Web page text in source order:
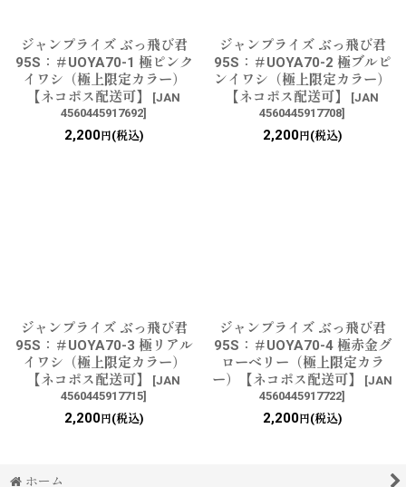
ジャンプライズ ぶっ飛び君
95S：＃UOYA70-1 極ピンク
イワシ（極上限定カラー）
【ネコポス配送可】
[JAN
4560445917692]
2,200円(税込)
ジャンプライズ ぶっ飛び君
95S：＃UOYA70-2 極ブルピ
ンイワシ（極上限定カラー）
【ネコポス配送可】
[JAN
4560445917708]
2,200円(税込)
ジャンプライズ ぶっ飛び君
95S：＃UOYA70-3 極リアル
イワシ（極上限定カラー）
【ネコポス配送可】
[JAN
4560445917715]
2,200円(税込)
ジャンプライズ ぶっ飛び君
95S：＃UOYA70-4 極赤金グ
ローベリー（極上限定カラ
ー）【ネコポス配送可】
[JAN
4560445917722]
2,200円(税込)
ホーム